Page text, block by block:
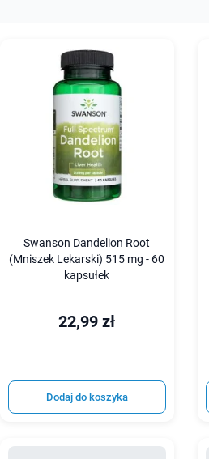
Swanson Dandelion Root
(Mniszek Lekarski) 515 mg - 60
kapsułek
22,99 zł
Dodaj do koszyka